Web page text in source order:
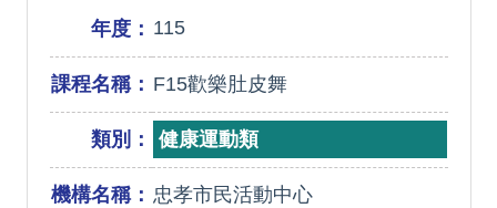
年度： 115
課程名稱： F15歡樂肚皮舞
類別： 健康運動類
機構名稱： 忠孝市民活動中心